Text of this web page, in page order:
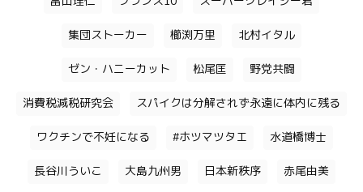
集団ストーカー 櫛渕万里 北村イタル
ゼン・ハニーカット 松尾匡 野党共闘
消費税減税研究会 スパイクは分解されず永遠に体内に残る
ワクチンで不妊になる #ホツマツタエ 水道橋博士
長谷川ういこ 大島九州男 日本新秩序 赤尾由美